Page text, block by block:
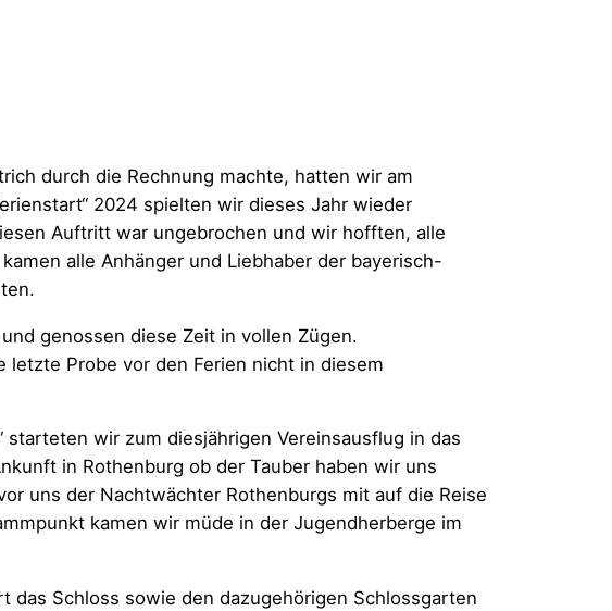
durch die Rechnung machte, hatten wir am
2024 spielten wir dieses Jahr wieder
Auftritt war ungebrochen und wir hofften, alle
alle Anhänger und Liebhaber der bayerisch-
genossen diese Zeit in vollen Zügen.
letzte Probe vor den Ferien nicht in diesem
wir zum diesjährigen Vereinsausflug in das
in Rothenburg ob der Tauber haben wir uns
uns der Nachtwächter Rothenburgs mit auf die Reise
kamen wir müde in der Jugendherberge im
das Schloss sowie den dazugehörigen Schlossgarten